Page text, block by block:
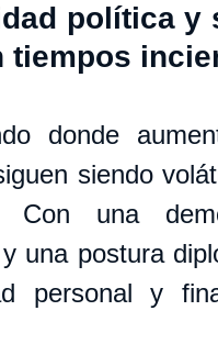
política y
tiempos
donde
siendo
Con una
una postura
personal y